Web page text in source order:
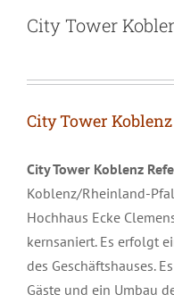
City Tower
City Tower
City Tower Koblenz
Koblenz/Rheinland-
Hochhaus Ecke
kernsaniert. Es erfolgt
des Geschäftshauses.
Gäste und ein Umbau